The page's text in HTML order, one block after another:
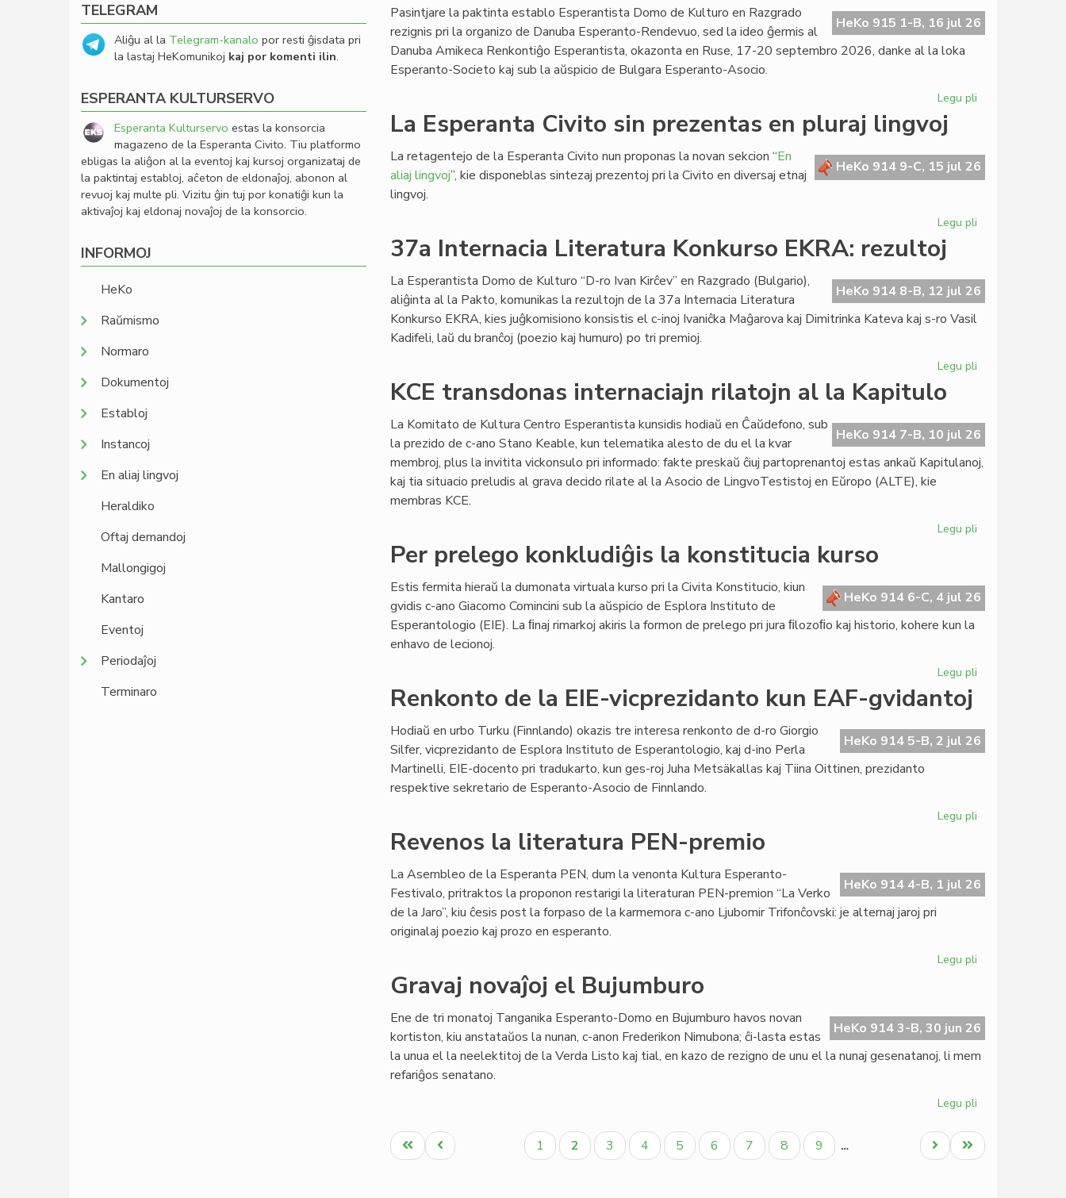
pri
diplomatia
HeKo 915 1-B, 16 jul 26
Pasintjare la paktinta establo Esperantista Domo de Kulturo en Razgrado
rezignis pri la organizo de Danuba Esperanto-Rendevuo, sed la ideo ĝermis al
Danuba Amikeca Renkontiĝo Esperantista, okazonta en Ruse, 17-20 septembro 2026, danke al la loka
Esperanto-Societo kaj sub la aŭspicio de Bulgara Esperanto-Asocio.
Legu pli
pri
la
La Esperanta Civito sin prezentas en pluraj lingvoj
HeKo 914 9-C, 15 jul 26
La retagentejo de la Esperanta Civito nun proponas la novan sekcion “En
aliaj lingvoj”, kie disponeblas sintezaj prezentoj pri la Civito en diversaj etnaj
lingvoj.
Legu pli
sin
prezentas
37a Internacia Literatura Konkurso EKRA: rezultoj
HeKo 914 8-B, 12 jul 26
La Esperantista Domo de Kulturo “D-ro Ivan Kirĉev” en Razgrado (Bulgario),
aliĝinta al la Pakto, komunikas la rezultojn de la 37a Internacia Literatura
Konkurso EKRA, kies juĝkomisiono konsistis el c-inoj Ivaniĉka Maĝarova kaj Dimitrinka Kateva kaj s-ro Vasil
Kadifeli, laŭ du branĉoj (poezio kaj humuro) po tri premioj.
Legu pli
Konkurso
EKRA:
rezultoj
KCE transdonas internaciajn rilatojn al la Kapitulo
HeKo 914 7-B, 10 jul 26
La Komitato de Kultura Centro Esperantista kunsidis hodiaŭ en Ĉaŭdefono, sub
la prezido de c-ano Stano Keable, kun telematika alesto de du el la kvar
membroj, plus la invitita vickonsulo pri informado: fakte preskaŭ ĉiuj partoprenantoj estas ankaŭ Kapitulanoj,
kaj tia situacio preludis al grava decido rilate al la Asocio de LingvoTestistoj en Eŭropo (ALTE), kie
membras KCE.
Legu pli
rilatojn
al
Per prelego konkludiĝis la konstitucia kurso
HeKo 914 6-C, 4 jul 26
Estis fermita hieraŭ la dumonata virtuala kurso pri la Civita Konstitucio, kiun
gvidis c-ano Giacomo Comincini sub la aŭspicio de Esplora Instituto de
Esperantologio (EIE). La ﬁnaj rimarkoj akiris la formon de prelego pri jura ﬁlozoﬁo kaj historio, kohere kun la
enhavo de lecionoj.
Legu pli
la
konstitucia
Renkonto de la EIE-vicprezidanto kun EAF-gvidantoj
HeKo 914 5-B, 2 jul 26
Hodiaŭ en urbo Turku (Finnlando) okazis tre interesa renkonto de d-ro Giorgio
Silfer, vicprezidanto de Esplora Instituto de Esperantologio, kaj d-ino Perla
Martinelli, EIE-docento pri tradukarto, kun ges-roj Juha Metsäkallas kaj Tiina Oittinen, prezidanto
respektive sekretario de Esperanto-Asocio de Finnlando.
Legu pli
EIE-
vicprezidanto
Revenos la literatura PEN-premio
HeKo 914 4-B, 1 jul 26
La Asembleo de la Esperanta PEN, dum la venonta Kultura Esperanto-
Festivalo, pritraktos la proponon restarigi la literaturan PEN-premion “La Verko
de la Jaro”, kiu ĉesis post la forpaso de la karmemora c-ano Ljubomir Trifonĉovski: je alternaj jaroj pri
originalaj poezio kaj prozo en esperanto.
Legu pli
PEN-
premio
Gravaj novaĵoj el Bujumburo
HeKo 914 3-B, 30 jun 26
Ene de tri monatoj Tanganika Esperanto-Domo en Bujumburo havos novan
kortiston, kiu anstataŭos la nunan, c-anon Frederikon Nimubona; ĉi-lasta estas
la unua el la neelektitoj de la Verda Listo kaj tial, en kazo de rezigno de unu el la nunaj gesenatanoj, li mem
refariĝos senatano.
Legu pli
novaĵoj
el
Pagination
Unua
paĝo
Antaŭa
paĝo
Paĝo
1
Aktuala
paĝo
2 Paĝo
3 Paĝo
4 Paĝo
5 Paĝo
6 Paĝo
7 Paĝo
8 Paĝo
9 …
Last
page
Next
page
TELEGRAM
Aliĝu al la Telegram-kanalo por resti ĝisdata pri
la lastaj HeKomunikoj kaj por komenti ilin.
ESPERANTA KULTURSERVO
Esperanta Kulturservo estas la konsorcia
magazeno de la Esperanta Civito. Tiu platformo
ebligas la aliĝon al la eventoj kaj kursoj organizataj de
la paktintaj establoj, aĉeton de eldonaĵoj, abonon al
revuoj kaj multe pli. Vizitu ĝin tuj por konatiĝi kun la
aktivaĵoj kaj eldonaj novaĵoj de la konsorcio.
INFORMOJ
HeKo
Raŭmismo
Normaro
Dokumentoj
Establoj
Instancoj
En aliaj lingvoj
Heraldiko
Oftaj demandoj
Mallongigoj
Kantaro
Eventoj
Periodaĵoj
Terminaro